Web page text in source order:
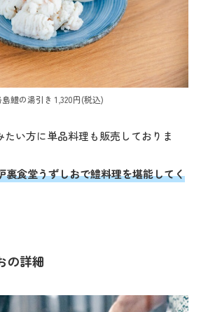
コンセプト
コンテンツ
アクセス
カレンダー
鱧の湯引き 1,320円(税込)
い方に単品料理も販売しておりま
裏食堂うずしおで鱧料理を堪能してく
の詳細